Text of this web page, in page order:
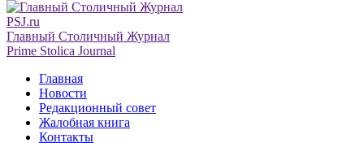
PSJ.ru
Главный Столичный Журнал
Prime Stolica Journal
Главная
Новости
Редакционный совет
Жалобная книга
Контакты